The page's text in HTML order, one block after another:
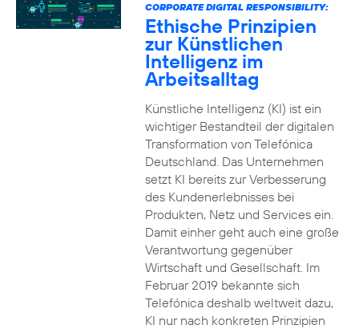
CORPORATE DIGITAL RESPONSIBILITY:
Ethische Prinzipien
zur Künstlichen
Intelligenz im
Arbeitsalltag
Künstliche Intelligenz (KI) ist ein
wichtiger Bestandteil der digitalen
Transformation von Telefónica
Deutschland. Das Unternehmen
setzt KI bereits zur Verbesserung
des Kundenerlebnisses bei
Produkten, Netz und Services ein.
Damit einher geht auch eine große
Verantwortung gegenüber
Wirtschaft und Gesellschaft. Im
Februar 2019 bekannte sich
Telefónica deshalb weltweit dazu,
KI nur nach konkreten Prinzipien